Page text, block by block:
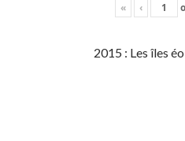
« ‹
2015 : Les îles